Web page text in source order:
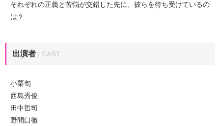
それぞれの正義と苦悩が交錯した先に、彼らを待ち受けているの
は？
出演者/ CAST
小栗旬
西島秀俊
田中哲司
野間口徹